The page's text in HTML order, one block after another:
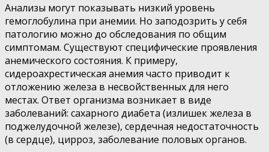
Анализы могут показывать низкий уровень
гемоглобулина при анемии. Но заподозрить у себя
патологию можно до обследования по общим
симптомам. Существуют специфические проявления
анемического состояния. К примеру,
сидероахрестическая анемия часто приводит к
отложению железа в несвойственных для него
местах. Ответ организма возникает в виде
заболеваний: сахарного диабета (излишек железа в
поджелудочной железе), сердечная недостаточность
(в сердце), цирроз, заболевание половых органов.